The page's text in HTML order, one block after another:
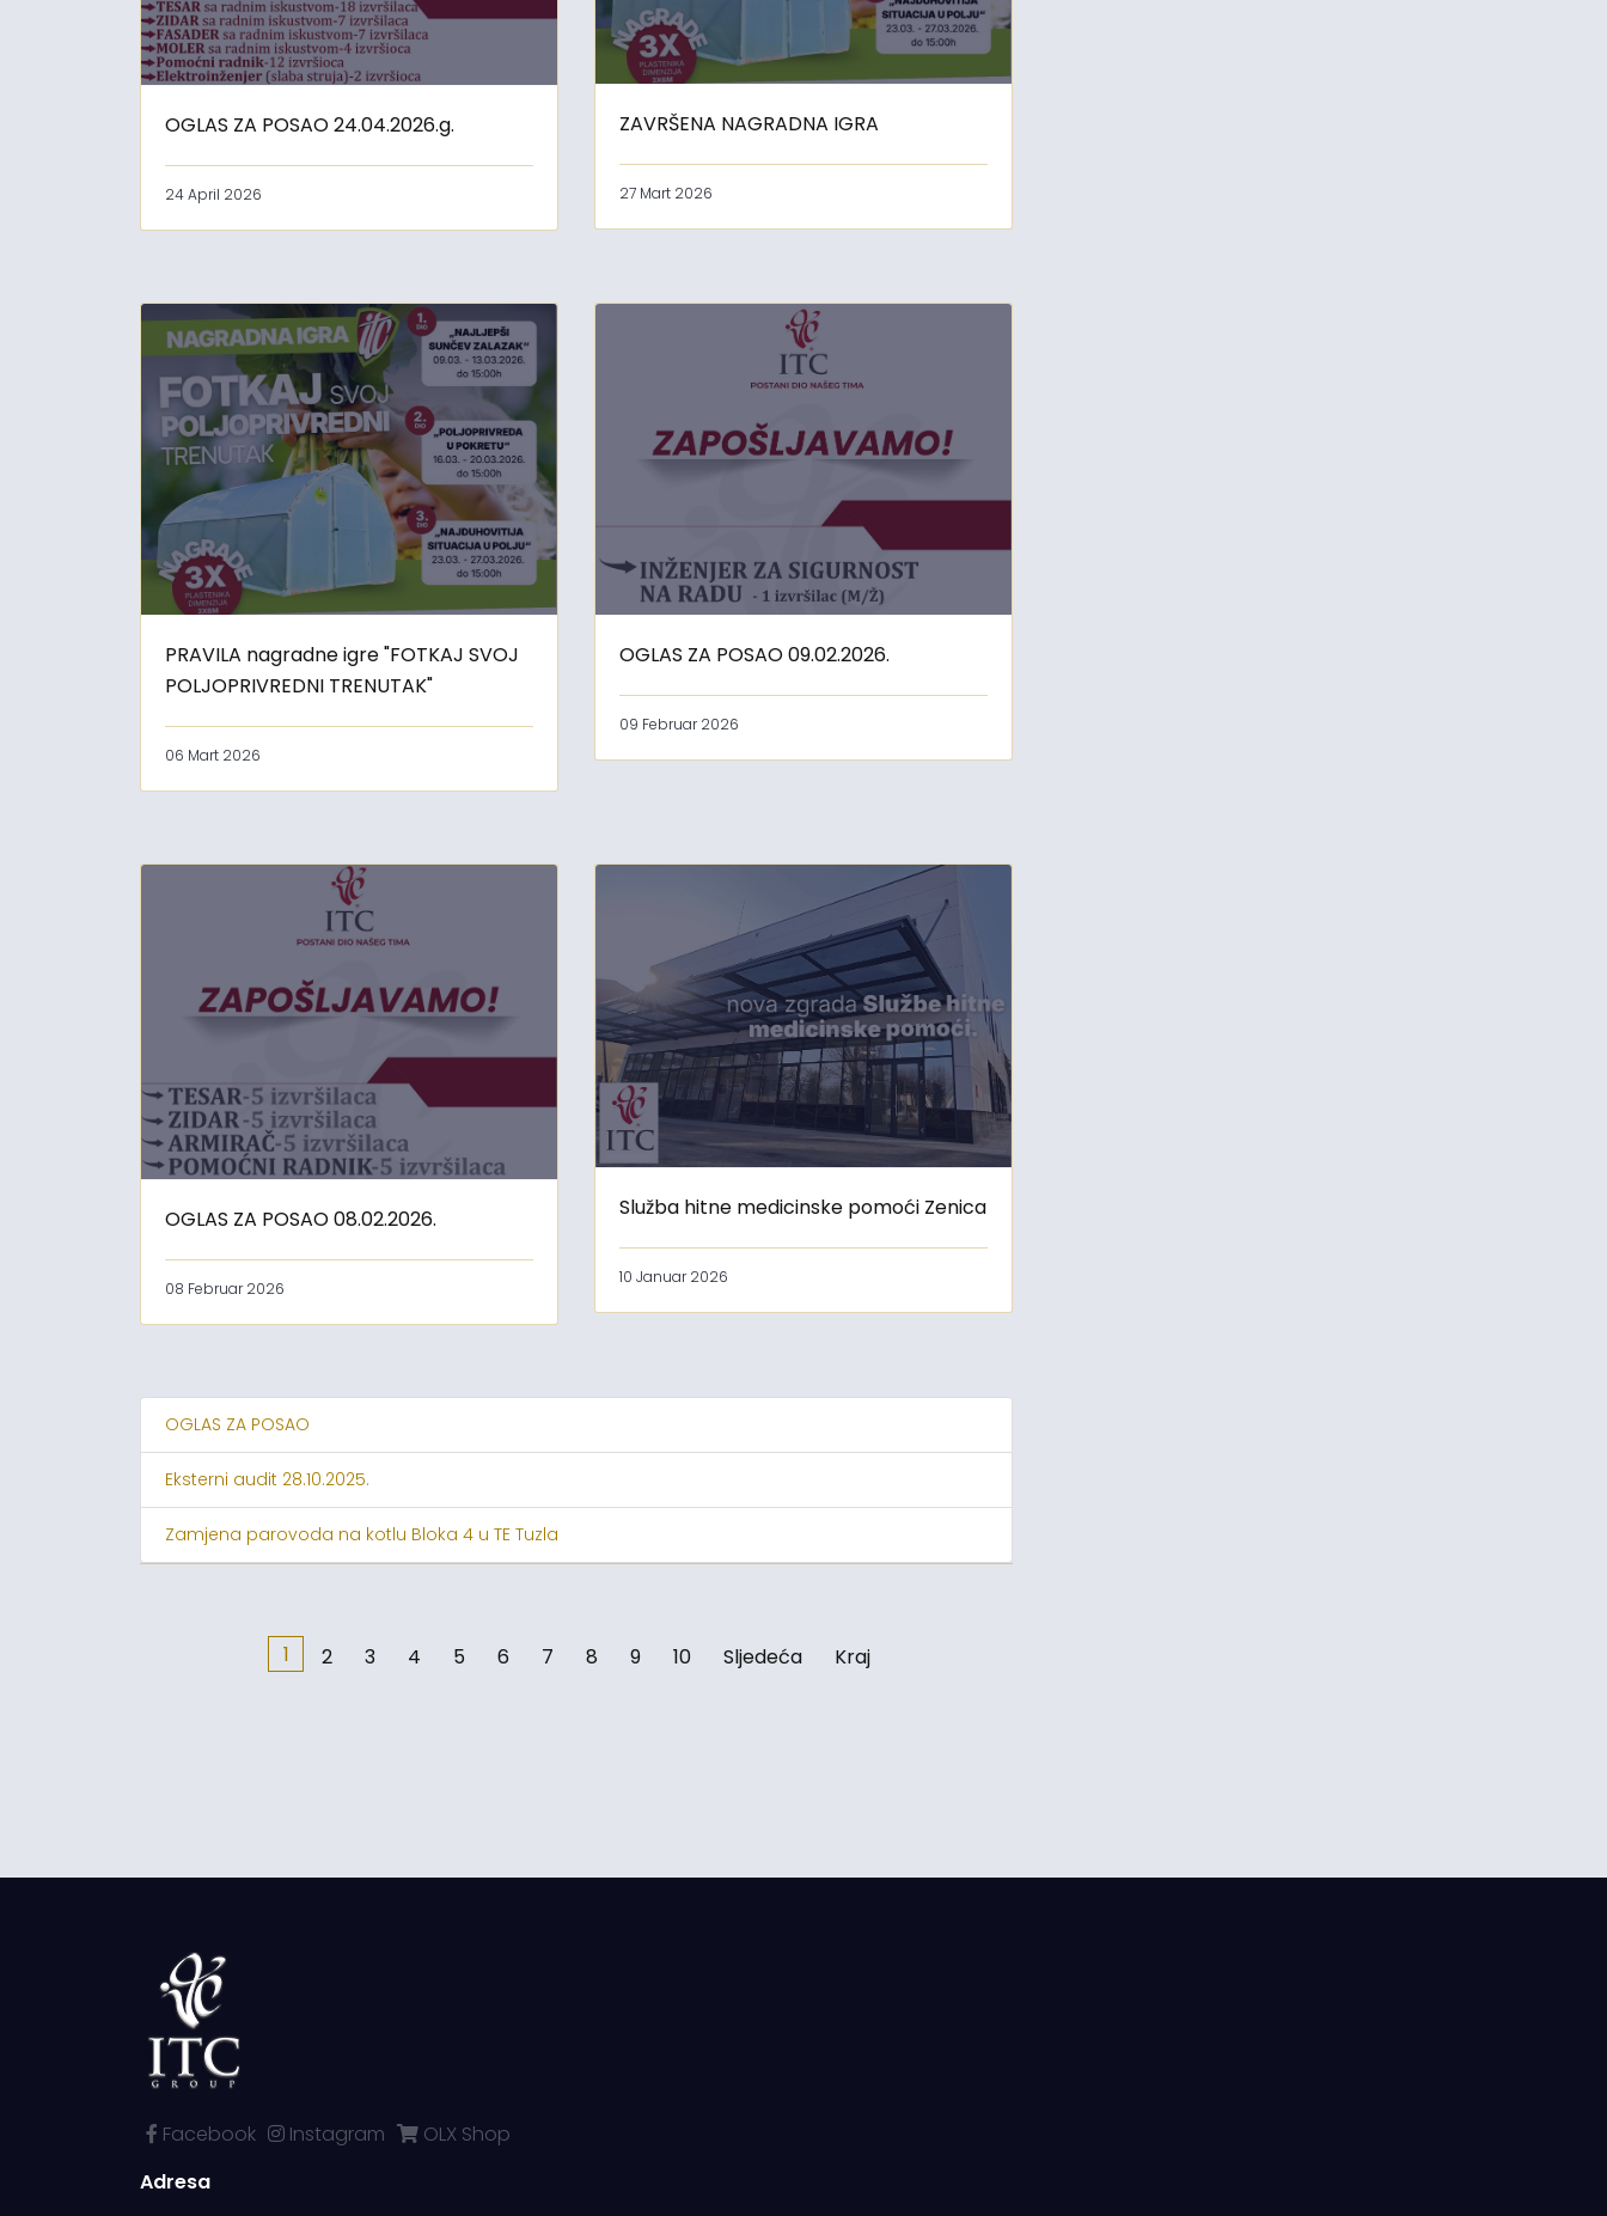
OGLAS ZA POSAO 24.04.2026.g.
24 April 2026
ZAVRŠENA NAGRADNA IGRA
27 Mart 2026
PRAVILA nagradne igre "FOTKAJ SVOJ
POLJOPRIVREDNI TRENUTAK"
06 Mart 2026
OGLAS ZA POSAO 09.02.2026.
09 Februar 2026
OGLAS ZA POSAO 08.02.2026.
08 Februar 2026
Služba hitne medicinske pomoći Zenica
10 Januar 2026
OGLAS ZA POSAO
Eksterni audit 28.10.2025.
Zamjena parovoda na kotlu Bloka 4 u TE Tuzla
1 2 3 4 5 6 7 8 9 10 Sljedeća Kraj
Facebook Instagram
OLX Shop
Adresa